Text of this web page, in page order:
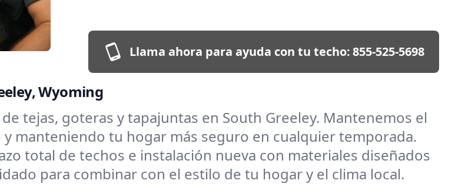
Llama ahora para ayuda con tu techo:855-525-5698
Wyoming
tejas, goteras y tapajuntas en South Greeley. Mantenemos el
manteniendo tu hogar más seguro en cualquier temporada.
total de techos e instalación nueva con materiales diseñados
para combinar con el estilo de tu hogar y el clima local.